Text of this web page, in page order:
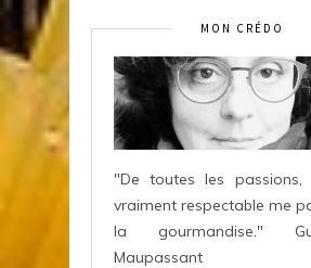
MON CRÉDO
"De toutes les passions,
vraiment respectable me
la gourmandise."
Maupassant